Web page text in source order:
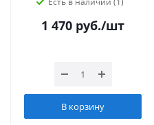
1 470 руб./шт
В корзину